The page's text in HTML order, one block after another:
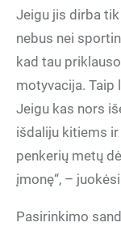
Jeigu jis dirba
nebus nei
kad tau
motyvacija. Taip
Jeigu kas nors
išdaliju kitiems
penkerių metų
įmonę“, –
Pasirinkimo